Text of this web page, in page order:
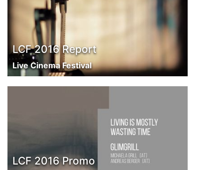
LCF 2016 Report
Live Cinema Festival
LCF 2016 Promo